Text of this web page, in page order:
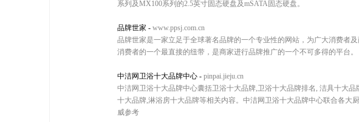
系列及MX100系列的2.5英寸固态硬盘及mSATA固态硬盘。
品牌世家 - www.ppsj.com.cn
品牌世家是一家立足于全球著名品牌的一个专业性的网站，为广大消费者
消费者的一个最直接的纽带，是商家进行品牌推广的一个不可多得的平台。
中洁网卫浴十大品牌中心 - pinpai.jieju.cn
中洁网卫浴十大品牌中心囊括卫浴十大品牌,卫浴十大品牌排名, 洁具十大
十大品牌,淋浴房十大品牌等相关内容。中洁网卫浴十大品牌中心联合各
威参考